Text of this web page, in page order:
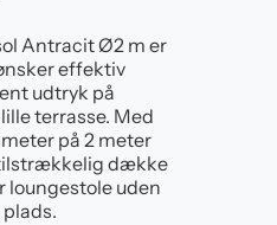
Antracit Ø2 m er
effektiv
udtryk på
terrasse. Med
på 2 meter
dække
uden